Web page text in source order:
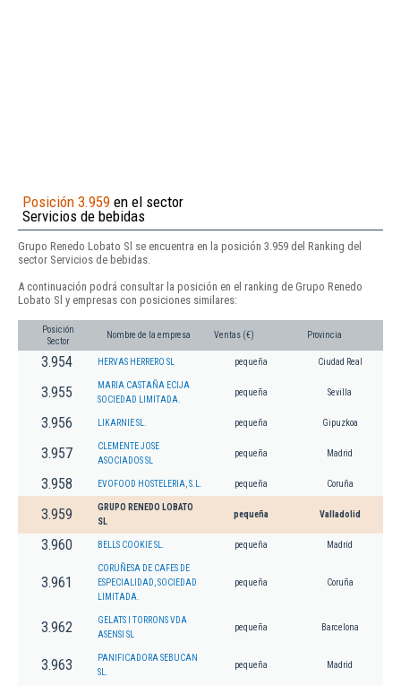
Posición 3.959 en el sector
Servicios de bebidas
Grupo Renedo Lobato Sl se encuentra en la posición 3.959 del Ranking del
sector Servicios de bebidas.
A continuación podrá consultar la posición en el ranking de Grupo Renedo
Lobato Sl y empresas con posiciones similares:
Posición
Sector
Nombre de la empresa Ventas (€) Provincia
3.954 HERVAS HERRERO SL pequeña Ciudad Real
3.955
MARIA CASTAÑA ECIJA
SOCIEDAD LIMITADA.
pequeña Sevilla
3.956 LIKARNIE SL. pequeña Gipuzkoa
3.957
CLEMENTE JOSE
ASOCIADOS SL
pequeña Madrid
3.958 EVOFOOD HOSTELERIA, S.L. pequeña Coruña
3.959
GRUPO RENEDO LOBATO
SL
pequeña Valladolid
3.960 BELLS COOKIE SL. pequeña Madrid
3.961
CORUÑESA DE CAFES DE
ESPECIALIDAD, SOCIEDAD
LIMITADA.
pequeña Coruña
3.962
GELATS I TORRONS VDA
ASENSI SL
pequeña Barcelona
3.963
PANIFICADORA SEBUCAN
SL.
pequeña Madrid